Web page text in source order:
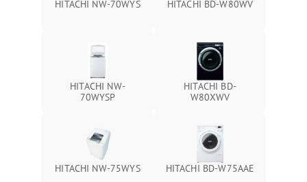
HITACHI NW-70WYS HITACHI BD-W80WV
HITACHI NW-
70WYSP
HITACHI BD-
W80XWV
HITACHI NW-75WYS HITACHI BD-W75AAE